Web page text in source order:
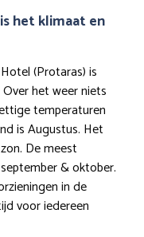
het klimaat en
(Protaras) is
het weer niets
temperaturen
is Augustus. Het
De meest
& oktober.
in de
voor iedereen